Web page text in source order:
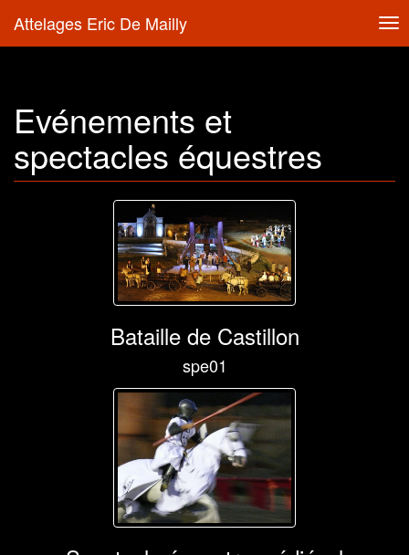
Attelages Eric De Mailly
Evénements et
spectacles équestres
Bataille de Castillon
spe01